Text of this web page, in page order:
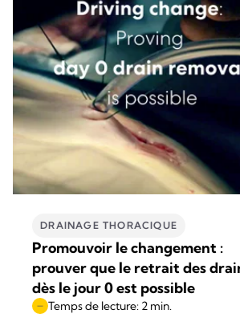
DRAINAGE THORACIQUE
Promouvoir le changement :
prouver que le retrait des
dès le jour 0 est possible
Temps de lecture: 2 min.